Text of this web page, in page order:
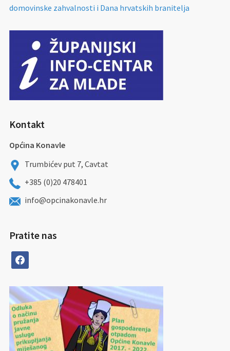
domovinske zahvalnosti i Dana hrvatskih branitelja
Kontakt
Općina Konavle
Trumbićev put 7, Cavtat
+385 (0)20 478401
info@opcinakonavle.hr
Pratite nas
facebook